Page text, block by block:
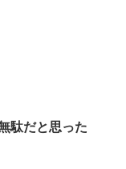
駄だと思った